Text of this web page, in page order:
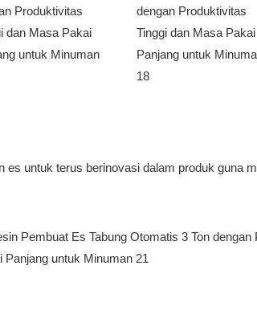
untuk terus berinovasi dalam produk guna